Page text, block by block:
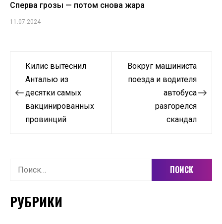
Сперва грозы — потом снова жара
11.07.2024
Навигация
записям
Килис вытеснил
Анталью из
десятки самых
вакцинированных
провинций
Вокруг машиниста
поезда и водителя
автобуса
разгорелся
скандал
Найти:
РУБРИКИ